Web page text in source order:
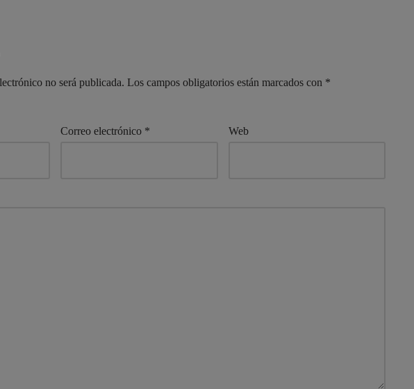
no será publicada. Los campos obligatorios están marcados con *
Correo electrónico * Web